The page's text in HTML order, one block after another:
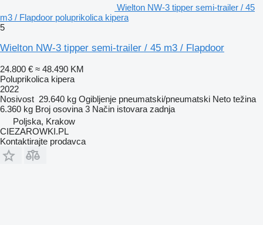
Wielton NW-3 tipper semi-trailer / 45
m3 / Flapdoor poluprikolica kipera
5
Wielton NW-3 tipper semi-trailer / 45 m3 / Flapdoor
24.800 € ≈ 48.490 KM
Poluprikolica kipera
2022
Nosivost 29.640 kg Ogibljenje pneumatski/pneumatski Neto težina
6.360 kg Broj osovina 3 Način istovara zadnja
Poljska, Krakow
CIEZAROWKI.PL
Kontaktirajte prodavca